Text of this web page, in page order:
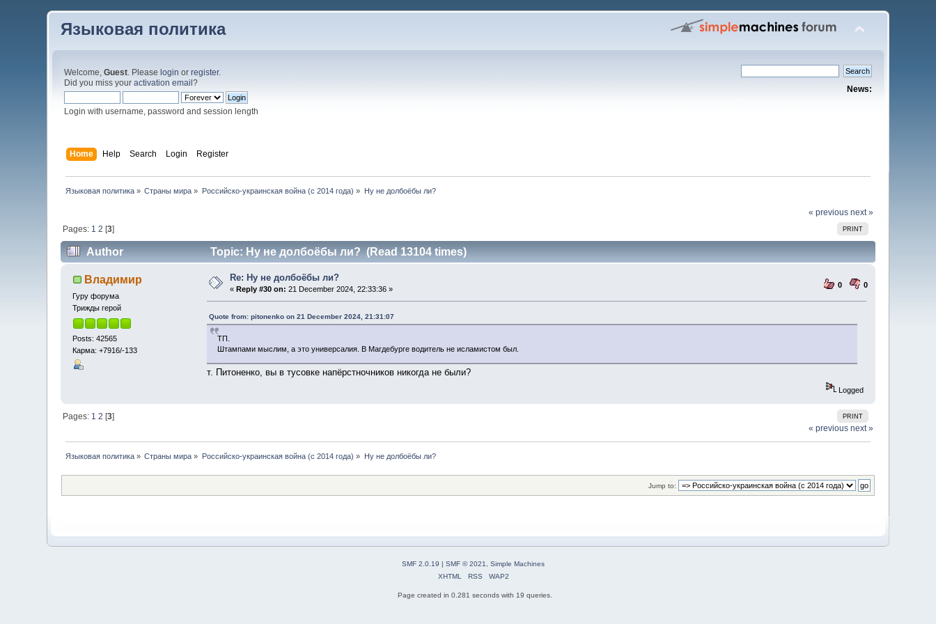
Языковая политика
Welcome,Guest. Please login orregister.
Did you miss youractivation email?
Login with username, password and session length
News:
Home Help Search Login Register
Языковая политика» Страны мира » Российско-украинская война (с 2014 года) » Ну не долбоёбы ли?
« previous next »
PRINT
Pages: 1 2 [3]
Author Topic: Ну не долбоёбы ли? (Read 13104 times)
Владимир
Гуру форума
Трижды герой
Posts: 42565
Карма: +7916/-133
Re: Ну не долбоёбы ли?
« Reply #30 on: 21 December 2024, 22:33:36 » 0 0
Quote from: pitonenko on 21 December 2024, 21:31:07
ТП.
Штампами мыслим, а это универсалия. В Магдебурге водитель не исламистом был.
т. Питоненко, вы в тусовке напёрстночников никогда не были?
Logged
PRINT
Pages: 1 2 [3]
« previous next »
Языковая политика» Страны мира » Российско-украинская война (с 2014 года) » Ну не долбоёбы ли?
Jump to:
SMF 2.0.19 | SMF © 2021
Simple Machines
XHTML
RSS WAP2
Page created in 0.281 seconds with 19 queries.